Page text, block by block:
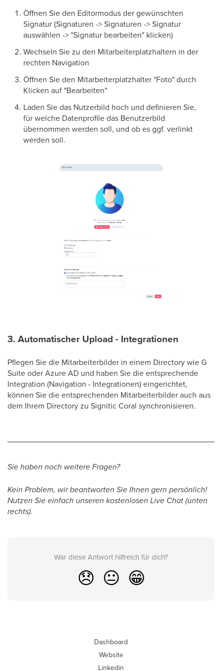
Öffnen Sie den Editormodus der gewünschten
Signatur (Signaturen -> Signaturen -> Signatur
auswählen -> "Signatur bearbeiten" klicken)
Wechseln Sie zu den Mitarbeiterplatzhaltern in der
rechten Navigation
Öffnen Sie den Mitarbeiterplatzhalter "Foto" durch
Klicken auf "Bearbeiten"
Laden Sie das Nutzerbild hoch und definieren Sie,
für welche Datenprofile das Benutzerbild
übernommen werden soll, und ob es ggf. verlinkt
werden soll.
3. Automatischer Upload - Integrationen
Pflegen Sie die Mitarbeiterbilder in einem Directory wie G
Suite oder Azure AD und haben Sie die entsprechende
Integration (Navigation - Integrationen) eingerichtet,
können Sie die entsprechenden Mitarbeiterbilder auch aus
dem Ihrem Directory zu Signitic Coral synchronisieren.
Sie haben noch weitere Fragen?
Kein Problem, wir beantworten Sie Ihnen gern persönlich!
Nutzen Sie einfach unseren kostenlosen Live Chat (unten
rechts).
War diese Antwort hilfreich für dich?
😞 😐 😁
Dashboard
Website
Linkedin